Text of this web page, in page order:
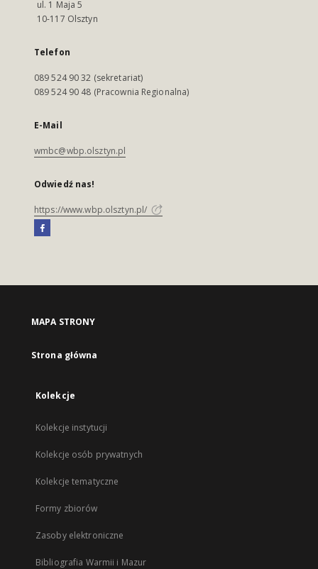
ul. 1 Maja 5
10-117 Olsztyn
Telefon
089 524 90 32 (sekretariat)
089 524 90 48 (Pracownia Regionalna)
E-Mail
wmbc@wbp.olsztyn.pl
Odwiedź nas!
https://www.wbp.olsztyn.pl/
MAPA STRONY
Strona główna
Kolekcje
Kolekcje instytucji
Kolekcje osób prywatnych
Kolekcje tematyczne
Formy zbiorów
Zasoby elektroniczne
Bibliografia Warmii i Mazur